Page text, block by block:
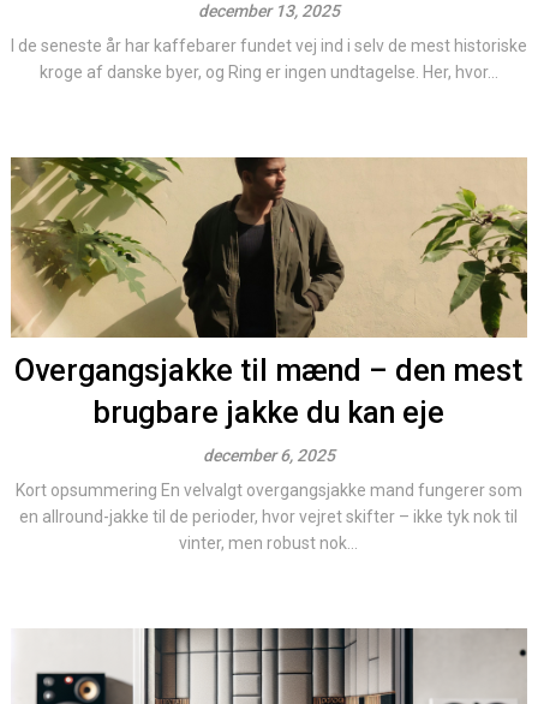
december 13, 2025
I de seneste år har kaffebarer fundet vej ind i selv de mest historiske
kroge af danske byer, og Ring er ingen undtagelse. Her, hvor...
Overgangsjakke til mænd – den mest
brugbare jakke du kan eje
december 6, 2025
Kort opsummering En velvalgt overgangsjakke mand fungerer som
en allround-jakke til de perioder, hvor vejret skifter – ikke tyk nok til
vinter, men robust nok...